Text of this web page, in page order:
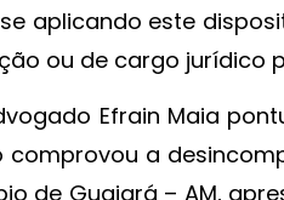
aplicando este
ou de cargo jurídico
Efrain Maia
comprovou a
de Guajará – AM,